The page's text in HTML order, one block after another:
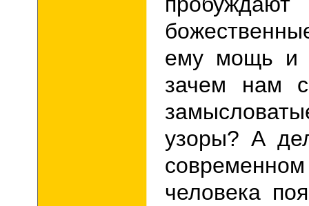
ему мощь и
зачем нам
узоры? А
человека